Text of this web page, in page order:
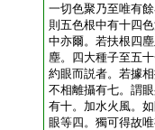
一切色聚乃至唯有
則五色根中有十四
中亦爾。若扶根四
塵。四大種子至五
約眼而説者。若據
不相離攝有七。謂
有十。加水火風。
眼等四。獨可得故